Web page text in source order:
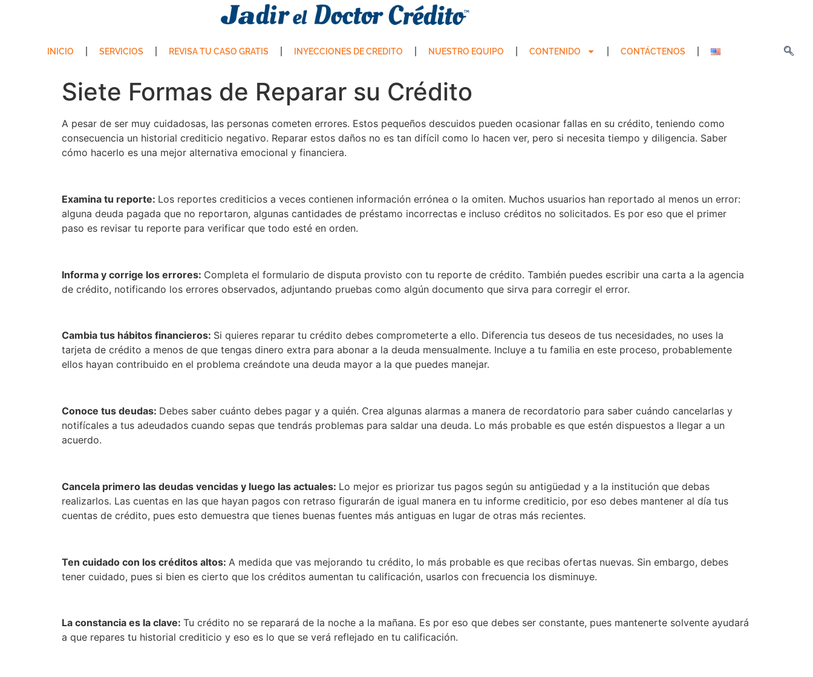
INICIO SERVICIOS REVISA TU CASO GRATIS INYECCIONES DE CREDITO NUESTRO EQUIPO CONTENIDO CONTÁCTENOS
Siete Formas de Reparar su Crédito
A pesar de ser muy cuidadosas, las personas cometen errores. Estos pequeños descuidos pueden ocasionar fallas en su crédito, teniendo como
consecuencia un historial crediticio negativo. Reparar estos daños no es tan difícil como lo hacen ver, pero si necesita tiempo y diligencia. Saber
cómo hacerlo es una mejor alternativa emocional y financiera.
Examina tu reporte: Los reportes crediticios a veces contienen información errónea o la omiten. Muchos usuarios han reportado al menos un error:
alguna deuda pagada que no reportaron, algunas cantidades de préstamo incorrectas e incluso créditos no solicitados. Es por eso que el primer
paso es revisar tu reporte para verificar que todo esté en orden.
Informa y corrige los errores: Completa el formulario de disputa provisto con tu reporte de crédito. También puedes escribir una carta a la agencia
de crédito, notificando los errores observados, adjuntando pruebas como algún documento que sirva para corregir el error.
Cambia tus hábitos financieros: Si quieres reparar tu crédito debes comprometerte a ello. Diferencia tus deseos de tus necesidades, no uses la
tarjeta de crédito a menos de que tengas dinero extra para abonar a la deuda mensualmente. Incluye a tu familia en este proceso, probablemente
ellos hayan contribuido en el problema creándote una deuda mayor a la que puedes manejar.
Conoce tus deudas: Debes saber cuánto debes pagar y a quién. Crea algunas alarmas a manera de recordatorio para saber cuándo cancelarlas y
notifícales a tus adeudados cuando sepas que tendrás problemas para saldar una deuda. Lo más probable es que estén dispuestos a llegar a un
acuerdo.
Cancela primero las deudas vencidas y luego las actuales: Lo mejor es priorizar tus pagos según su antigüedad y a la institución que debas
realizarlos. Las cuentas en las que hayan pagos con retraso figurarán de igual manera en tu informe crediticio, por eso debes mantener al día tus
cuentas de crédito, pues esto demuestra que tienes buenas fuentes más antiguas en lugar de otras más recientes.
Ten cuidado con los créditos altos: A medida que vas mejorando tu crédito, lo más probable es que recibas ofertas nuevas. Sin embargo, debes
tener cuidado, pues si bien es cierto que los créditos aumentan tu calificación, usarlos con frecuencia los disminuye.
La constancia es la clave: Tu crédito no se reparará de la noche a la mañana. Es por eso que debes ser constante, pues mantenerte solvente ayudará
a que repares tu historial crediticio y eso es lo que se verá reflejado en tu calificación.